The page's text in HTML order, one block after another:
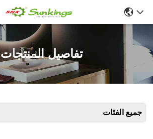
تفاصيل المنتجات
جميع الفئات